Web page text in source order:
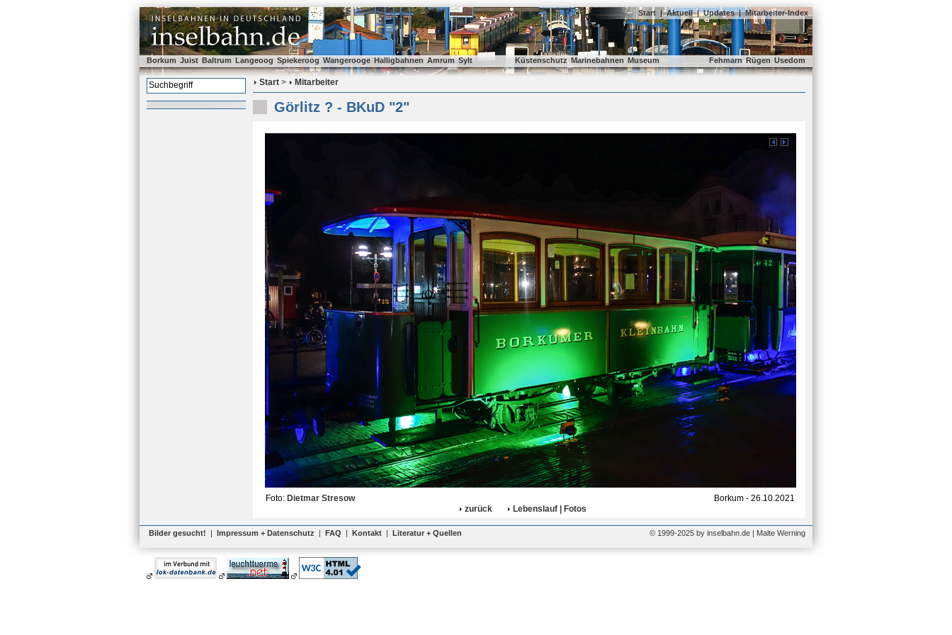
Start | Aktuell | Updates | Mitarbeiter-Index
Borkum Juist Baltrum Langeoog Spiekeroog Wangerooge Halligbahnen Amrum Sylt Küstenschutz Marinebahnen Museum Fehmarn Rügen Usedom
Start > Mitarbeiter
Görlitz ? - BKuD "2"
Foto: Dietmar Stresow
Borkum - 26.10.2021
zurück
Lebenslauf | Fotos
Bilder gesucht! | Impressum + Datenschutz | FAQ | Kontakt | Literatur + Quellen © 1999-2025 by inselbahn.de | Malte Werning